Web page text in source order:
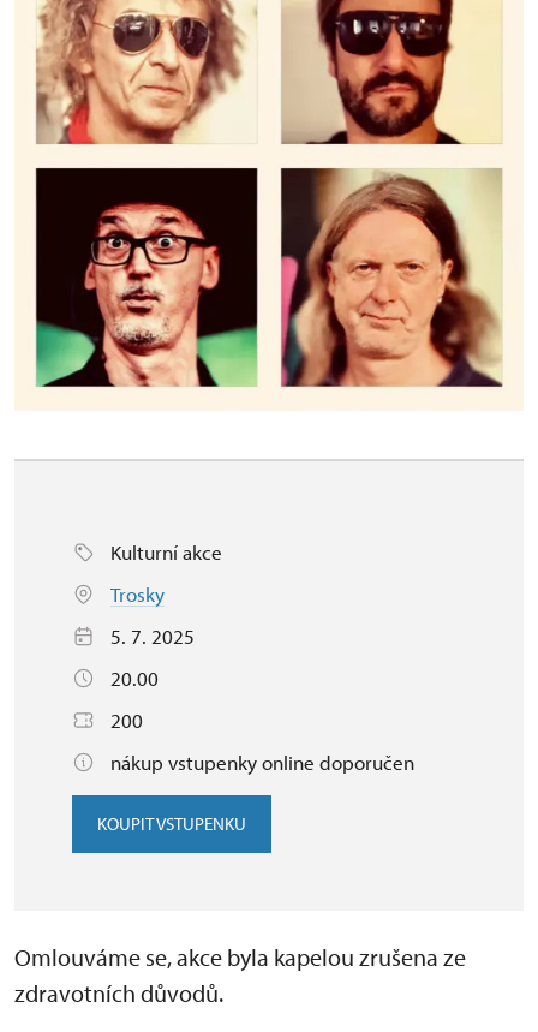
Kulturní akce
Trosky
5. 7. 2025
20.00
200
nákup vstupenky online doporučen
KOUPIT VSTUPENKU
Omlouváme se, akce byla kapelou zrušena ze
zdravotních důvodů.